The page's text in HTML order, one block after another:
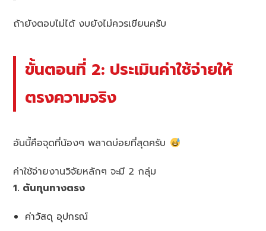
ถ้ายังตอบไม่ได้ งบยังไม่ควรเขียนครับ
ขั้นตอนที่ 2: ประเมินค่าใช้จ่ายให้
ตรงความจริง
อันนี้คือจุดที่น้องๆ พลาดบ่อยที่สุดครับ
ค่าใช้จ่ายงานวิจัยหลักๆ จะมี 2 กลุ่ม
1. ต้นทุนทางตรง
ค่าวัสดุ อุปกรณ์